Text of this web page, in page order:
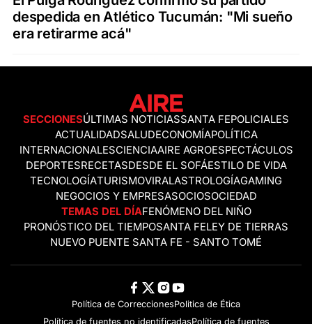
despedida en Atlético Tucumán: "Mi sueño
era retirarme acá"
SECCIONESÚLTIMAS NOTICIASSANTA FEPOLICIALES
ACTUALIDADSALUDECONOMÍAPOLÍTICA
INTERNACIONALESCIENCIAAIRE AGROESPECTÁCULOS
DEPORTESRECETASDESDE EL SOFÁESTILO DE VIDA
TECNOLOGÍATURISMOVIRALASTROLOGÍAGAMING
NEGOCIOS Y EMPRESASOCIOSOCIEDAD
TEMAS DEL DÍAFENÓMENO DEL NIÑO
PRONÓSTICO DEL TIEMPOSANTA FELEY DE TIERRAS
NUEVO PUENTE SANTA FE - SANTO TOMÉ
Política de CorreccionesPolitica de Ética
Política de fuentes no identificadasPolítica de fuentes